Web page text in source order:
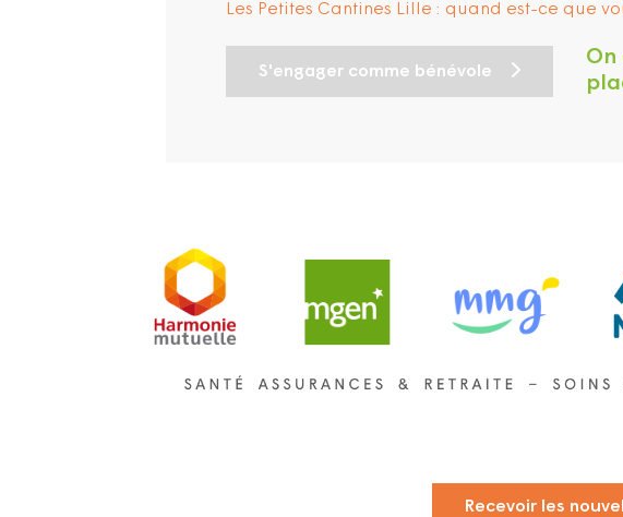
Les Petites Cantines Lille : quand est-ce que
S'engager comme bénévole
On
Recevoir les